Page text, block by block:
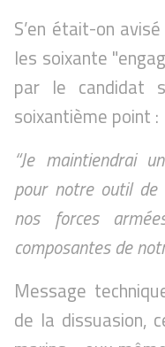
S’en était-on
les soixante
par le candidat
soixantième point :
“Je maintiendrai
pour notre outil de
nos forces
composantes de
Message
de la dissuasion,